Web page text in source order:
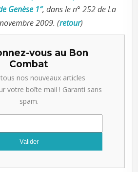
Genèse 1“, dans le n° 252 de La
2009. (retour)
vous au Bon
Combat
tous nos nouveaux articles
votre boîte mail ! Garanti sans
spam.